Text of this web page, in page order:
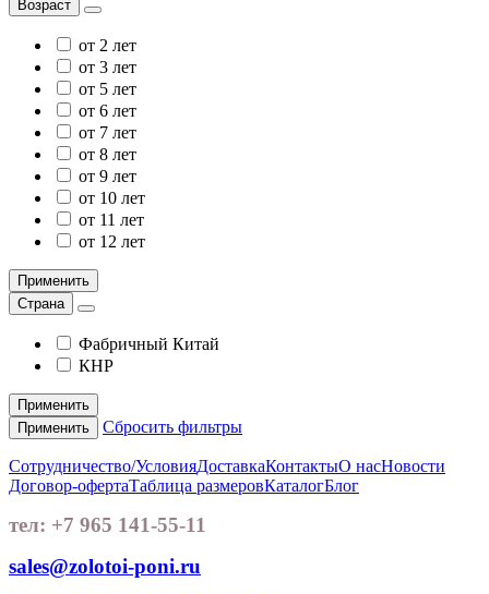
Возраст
от 2 лет
от 3 лет
от 5 лет
от 6 лет
от 7 лет
от 8 лет
от 9 лет
от 10 лет
от 11 лет
от 12 лет
Применить
Страна
Фабричный Китай
КНР
Применить
Применить
Сбросить фильтры
Сотрудничество/УсловияДоставкаКонтактыО насНовости
Договор-офертаТаблица размеровКаталогБлог
тел: +7 965 141-55-11
sales@zolotoi-poni.ru